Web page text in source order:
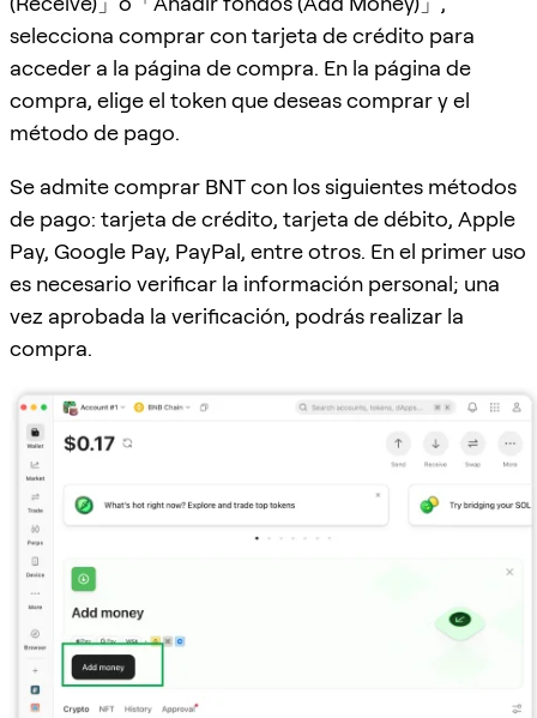
selecciona comprar con tarjeta de crédito para
acceder a la página de compra. En la página de
compra, elige el token que deseas comprar y el
método de pago.
Se admite comprar BNT con los siguientes métodos
de pago: tarjeta de crédito, tarjeta de débito, Apple
Pay, Google Pay, PayPal, entre otros. En el primer uso
es necesario verificar la información personal; una
vez aprobada la verificación, podrás realizar la
compra.